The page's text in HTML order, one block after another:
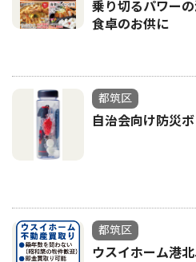
乗り切るパワー
食卓のお供に
都筑区
自治会向け防災
都筑区
ウスイホーム港